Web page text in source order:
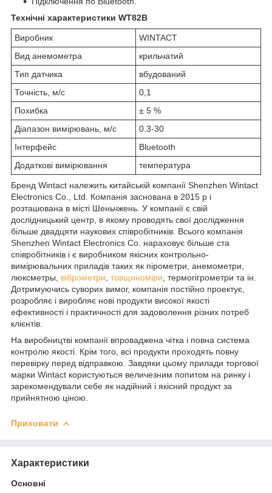
Технічні характеристики WT82B
Виробник
WINTACT
Вид анемометра
крильчатий
Тип датчика
вбудований
Точність, м/с
0,1
Похибка
± 5 %
Діапазон вимірювань, м/с
0.3-30
Інтерфейс
Bluetooth
Додаткові вимірювання
температура
Бренд Wintact належить китайській компанії Shenzhen Wintact
Electronics Co., Ltd. Компанія заснована в 2015 р і
розташована в місті Шеньчжень. У компанії є свій
дослідницький центр, в якому проводять свої дослідження
більше двадцяти наукових співробітників. Всього компанія
Shenzhen Wintact Electronics Co. нараховує більше ста
співробітників і є виробником якісних контрольно-
вимірювальних приладів таких як пірометри, анемометри,
люксметры, віброметри товщиноміри , термогігрометри та ін.
Дотримуючись суворих вимог, компанія постійно проектує,
розробляє і виробляє нові продукти високої якості
ефективності і практичності для задоволення різних потреб
клієнтів.
На виробництві компанії впроваджена чітка і повна система
контролю якості. Крім того, всі продукти проходять повну
перевірку перед відправкою. Завдяки цьому прилади торгової
марки Wintact користуються величезним попитом на ринку і
зарекомендували себе як надійний і якісний продукт за
прийнятною ціною.
Приховати
Характеристики
Основні